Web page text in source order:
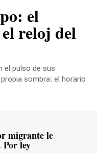
reloj del
el pulso de sus
sombra: el horario
Por ley